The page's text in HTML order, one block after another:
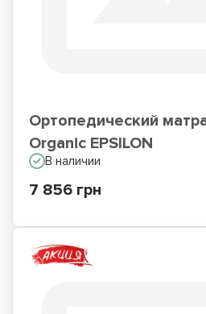
Ортопедический
Organic EPSILON
В наличии
7 856 грн